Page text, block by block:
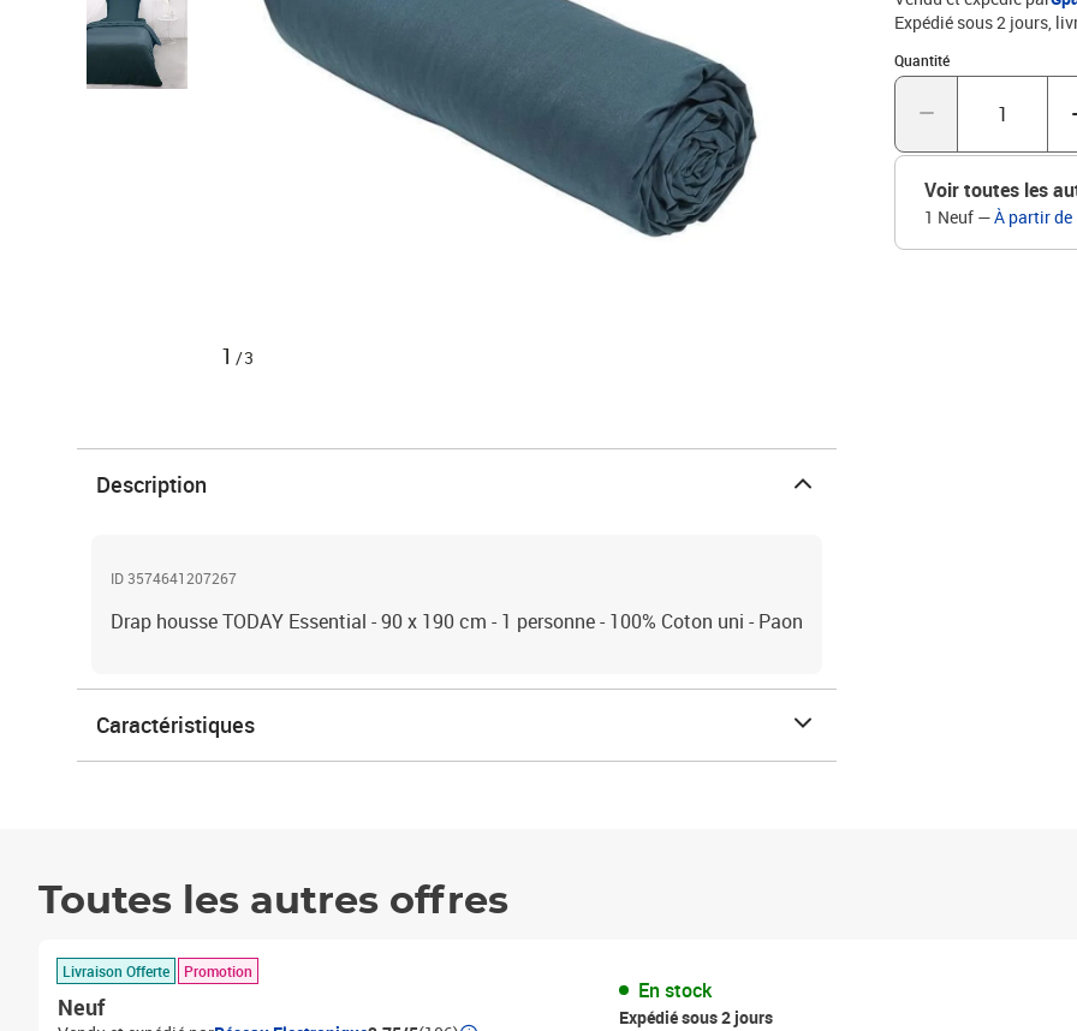
1 /3
Expédié sous 2 jours
Quantité
Quantité : 1
Voir toutes les
1 Neuf —À partir de
Description
ID 3574641207267
Drap housse TODAY Essential - 90 x 190 cm - 1 personne - 100% Coton uni - Paon
Caractéristiques
Toutes les autres offres
Livraison Offerte Promotion
Neuf
En stock
Expédié sous 2 jours